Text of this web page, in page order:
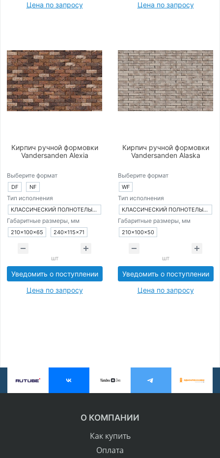
Цена по запросу
Цена по запросу
Кирпич ручной формовки
Vandersanden Alexia
Выберите формат
DF NF
Тип исполнения
КЛАССИЧЕСКИЙ ПОЛНОТЕЛЫЙ КИРПИЧ
Габаритные размеры, мм
210×100×65 240×115×71
шт
Уведомить о поступлении
Цена по запросу
Кирпич ручной формовки
Vandersanden Alaska
Выберите формат
WF
Тип исполнения
КЛАССИЧЕСКИЙ ПОЛНОТЕЛЫЙ КИРПИЧ
Габаритные размеры, мм
210×100×50
шт
Уведомить о поступлении
Цена по запросу
О КОМПАНИИ
Как купить
Оплата